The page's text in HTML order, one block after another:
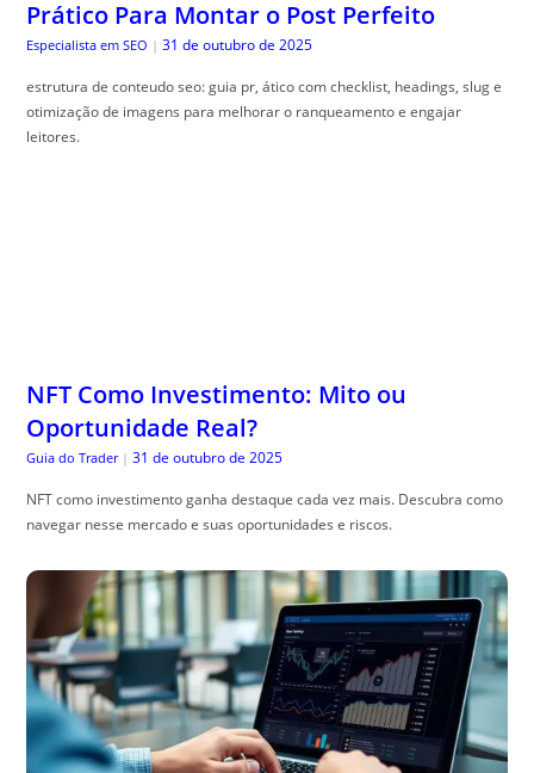
Prático Para Montar o Post Perfeito
Especialista em SEO | 31 de outubro de 2025
estrutura de conteudo seo: guia pr, ático com checklist, headings, slug e
otimização de imagens para melhorar o ranqueamento e engajar
leitores.
NFT Como Investimento: Mito ou
Oportunidade Real?
Guia do Trader | 31 de outubro de 2025
NFT como investimento ganha destaque cada vez mais. Descubra como
navegar nesse mercado e suas oportunidades e riscos.